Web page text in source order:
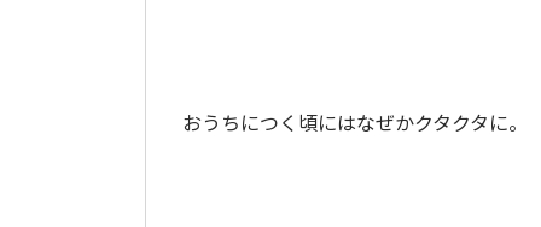
おうちにつく頃にはなぜかクタクタに。